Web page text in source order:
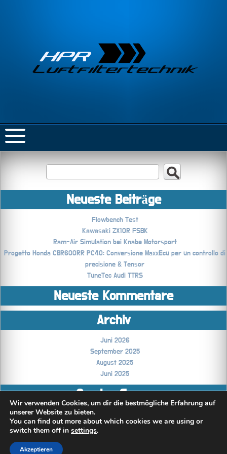
Neueste Beiträge
Flowbench Test
Kawasaki ZX10R FSBK
Ram-Air Simulation bei Knabe Motorsport
Progetto Honda CBR600RR PC40: Conversione MaxxEcu per un controllo di
precisione & Tensor
TuneTec Audi TTRS
Neueste Kommentare
Archiv
Juni 2026
September 2025
August 2025
Juni 2025
Coming Soon..
Wir verwenden Cookies, um dir die bestmögliche Erfahrung auf
unserer Website zu bieten.
You can find out more about which cookies we are using or
switch them off in settings.
Akzeptieren